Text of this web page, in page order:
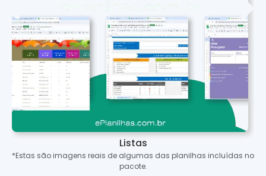
Listas
*Estas são imagens reais de algumas das planilhas incluídas no
pacote.